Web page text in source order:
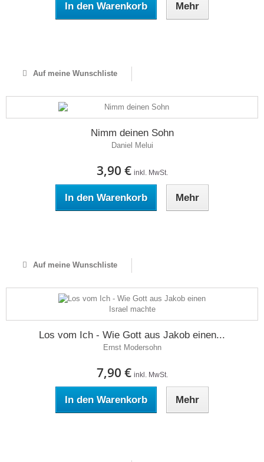
In den Warenkorb Mehr
Auf meine Wunschliste
Nimm deinen Sohn
Daniel Melui
3,90 € inkl. MwSt.
In den Warenkorb Mehr
Auf meine Wunschliste
Los vom Ich - Wie Gott aus Jakob einen...
Ernst Modersohn
7,90 € inkl. MwSt.
In den Warenkorb Mehr